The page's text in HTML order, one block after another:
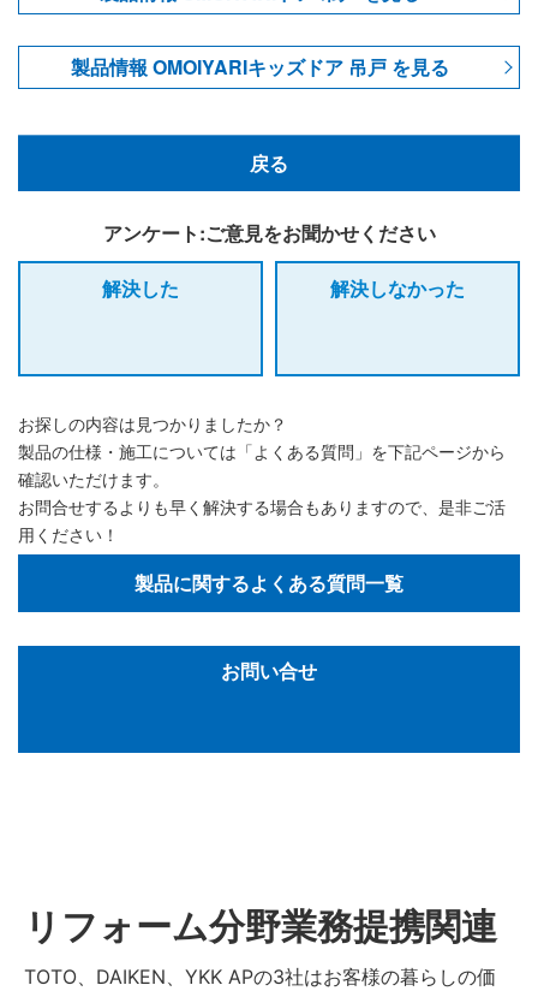
製品情報 OMOIYARIキッズドア 吊戸 を見る
戻る
アンケート:ご意見をお聞かせください
解決した
解決しなかった
お探しの内容は見つかりましたか？
製品の仕様・施工については「よくある質問」を下記ページから
確認いただけます。
お問合せするよりも早く解決する場合もありますので、是非ご活
用ください！
製品に関するよくある質問一覧
お問い合せ
リフォーム分野業務提携関連
TOTO、DAIKEN、YKK APの3社はお客様の暮らしの価